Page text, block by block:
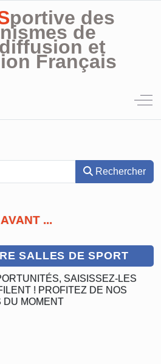
portive des
de
et
Français
Off-
Rechercher
...
SALLES DE SPORT
SAISISSEZ-LES
! PROFITEZ DE NOS
DU MOMENT